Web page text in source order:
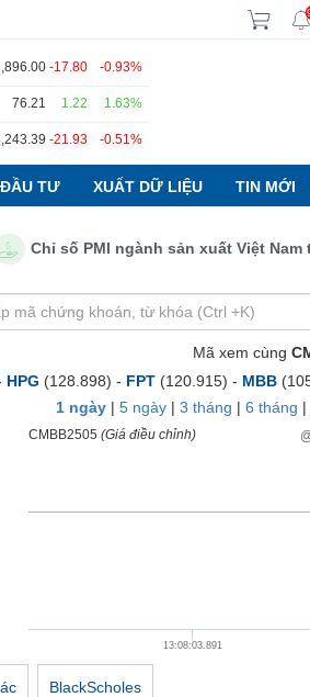
-17.80 -0.93%
76.21 1.22 1.63%
-21.93 -0.51%
TƯ XUẤT DỮ LIỆU TIN MỚI
Chỉ số PMI ngành sản xuất Việt Nam
Mã xem cùng
HPG (128.898) - FPT (120.915) - MBB
1 ngày | 5 ngày | 3 tháng | 6 tháng |
CMBB2505 (Giá điều chỉnh)
13:08:03.891
BlackScholes
Dịch vụ